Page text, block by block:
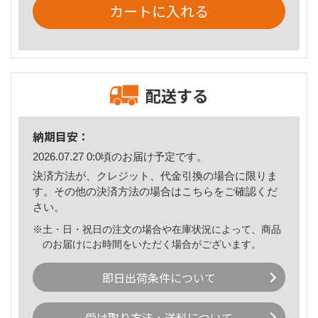
カートに入れる
配送する
納期目安：
2026.07.27 0:0頃のお届け予定です。
決済方法が、クレジット、代金引換の場合に限りま
す。その他の決済方法の場合はこちら をご確認くだ
さい。
※土・日・祝日の注文の場合や在庫状況によって、商品
のお届けにお時間をいただく場合がございます。
即日出荷条件について